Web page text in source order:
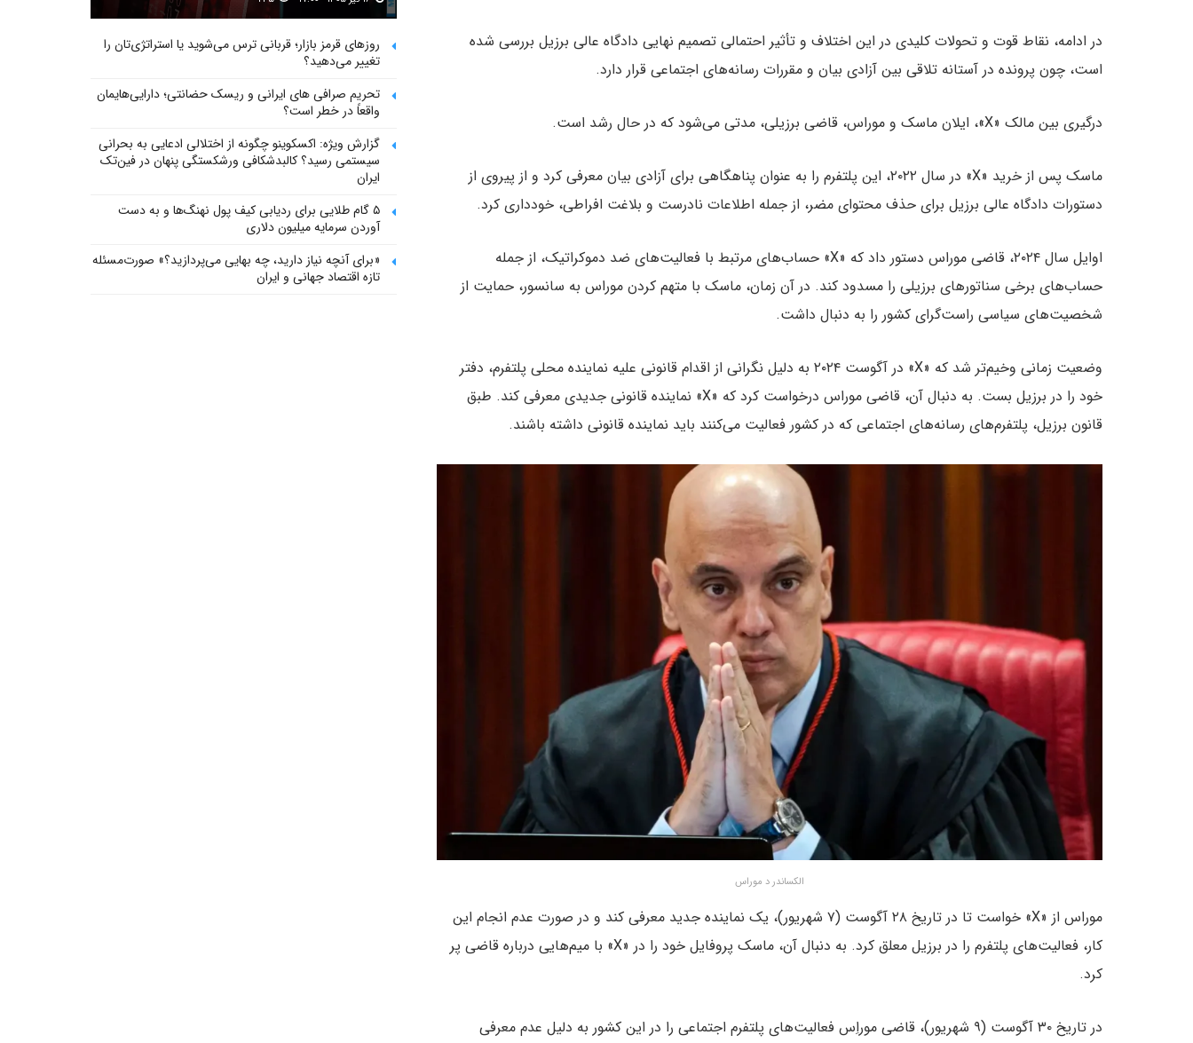
در ادامه، نقاط قوت و تحولات کلیدی در این اختلاف و تأثیر احتمالی تصمیم نهایی دادگاه عالی برزیل بررسی شده
است، چون پرونده در آستانه تلاقی بین آزادی بیان و مقررات رسانه‌های اجتماعی قرار دارد.
درگیری بین مالک «X»، ایلان ماسک و موراس، قاضی برزیلی، مدتی می‌شود که در حال رشد است.
ماسک پس از خرید «X» در سال ۲۰۲۲، این پلتفرم را به عنوان پناهگاهی برای آزادی بیان معرفی کرد و از پیروی از
دستورات دادگاه عالی برزیل برای حذف محتوای مضر، از جمله اطلاعات نادرست و بلاغت افراطی، خودداری کرد.
اوایل سال ۲۰۲۴، قاضی موراس دستور داد که «X» حساب‌های مرتبط با فعالیت‌های ضد دموکراتیک، از جمله
حساب‌های برخی سناتورهای برزیلی را مسدود کند. در آن زمان، ماسک با متهم کردن موراس به سانسور، حمایت از
شخصیت‌های سیاسی راست‌گرای کشور را به دنبال داشت.
وضعیت زمانی وخیم‌تر شد که «X» در آگوست ۲۰۲۴ به دلیل نگرانی از اقدام قانونی علیه نماینده محلی پلتفرم، دفتر
خود را در برزیل بست. به دنبال آن، قاضی موراس درخواست کرد که «X» نماینده قانونی جدیدی معرفی کند. طبق
قانون برزیل، پلتفرم‌های رسانه‌های اجتماعی که در کشور فعالیت می‌کنند باید نماینده قانونی داشته باشند.
الکساندر د موراس
موراس از «X» خواست تا در تاریخ ۲۸ آگوست (۷ شهریور)، یک نماینده جدید معرفی کند و در صورت عدم انجام این
کار، فعالیت‌های پلتفرم را در برزیل معلق کرد. به دنبال آن، ماسک پروفایل خود را در «X» با میم‌هایی درباره قاضی پر
کرد.
در تاریخ ۳۰ آگوست (۹ شهریور)، قاضی موراِس فعالیت‌های پلتفرم اجتماعی را در این کشور به دلیل عدم معرفی
روزهای قرمز بازار؛ قربانی ترس می‌شوید یا استراتژی‌تان را
تغییر می‌دهید؟
تحریم صرافی های ایرانی و ریسک حضانتی؛ دارایی‌هایمان
واقعاً در خطر است؟
گزارش ویژه: اکسکوینو چگونه از اختلالی ادعایی به بحرانی
سیستمی رسید؟ کالبدشکافی ورشکستگی پنهان در فین‌تک
ایران
۵ گام طلایی برای ردیابی کیف پول‌ نهنگ‌ها و به دست
آوردن سرمایه میلیون دلاری
«برای آنچه نیاز دارید، چه بهایی می‌پردازید؟» صورت‌مسئله
تازه اقتصاد جهانی و ایران